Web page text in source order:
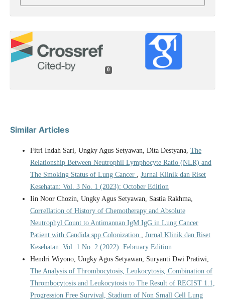
0
Similar Articles
Fitri Indah Sari, Ungky Agus Setyawan, Dita Destyana, The
Relationship Between Neutrophil Lymphocyte Ratio (NLR) and
The Smoking Status of Lung Cancer , Jurnal Klinik dan Riset
Kesehatan: Vol. 3 No. 1 (2023): October Edition
Iin Noor Chozin, Ungky Agus Setyawan, Sastia Rakhma,
Correllation of History of Chemotherapy and Absolute
Neutrophyl Count to Antimannan IgM IgG in Lung Cancer
Patient with Candida spp Colonization , Jurnal Klinik dan Riset
Kesehatan: Vol. 1 No. 2 (2022): February Edition
Hendri Wiyono, Ungky Agus Setyawan, Suryanti Dwi Pratiwi,
The Analysis of Thrombocytosis, Leukocytosis, Combination of
Thrombocytosis and Leukocytosis to The Result of RECIST 1.1,
Progression Free Survival, Stadium of Non Small Cell Lung